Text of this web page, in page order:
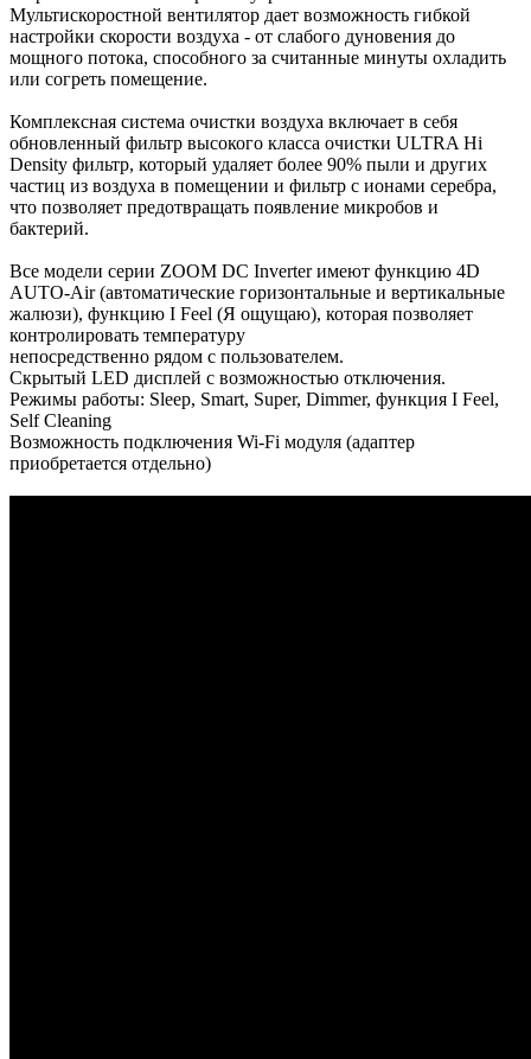
Мультискоростной вентилятор дает возможность гибкой
настройки скорости воздуха - от слабого дуновения до
мощного потока, способного за считанные минуты охладить
или согреть помещение.
Комплексная система очистки воздуха включает в себя
обновленный фильтр высокого класса очистки ULTRA Hi
Density фильтр, который удаляет более 90% пыли и других
частиц из воздуха в помещении и фильтр с ионами серебра,
что позволяет предотвращать появление микробов и
бактерий.
Все модели серии ZOOM DC Inverter имеют функцию 4D
AUTO-Air (автоматические горизонтальные и вертикальные
жалюзи), функцию I Feel (Я ощущаю), которая позволяет
контролировать температуру
непосредственно рядом с пользователем.
Скрытый LED дисплей с возможностью отключения.
Режимы работы: Sleep, Smart, Super, Dimmer, функция I Feel,
Self Cleaning
Возможность подключения Wi-Fi модуля (адаптер
приобретается отдельно)